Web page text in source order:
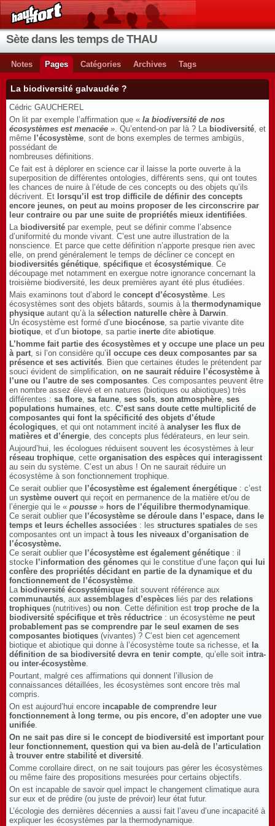
Sète dans les temps de THAU
Notes Pages Catégories Archives Tags
La biodiversité galvaudée ?
Cédric GAUCHEREL
On lit par exemple l’affirmation que « la biodiversité de nos
écosystèmes est menacée ». Qu’entend-on par là ? La biodiversité, et
même l’écosystème, sont de bons exemples de termes ambigüs,
possédant de
nombreuses définitions.
Ce fait est à déplorer en science car il laisse la porte ouverte à la
superposition de différentes ontologies, différents sens, qui ont toutes
les chances de nuire à l’étude de ces concepts ou des objets qu’ils
décrivent. Et lorsqu’il est trop difficile de définir des concepts
encore jeunes, on peut au moins proposer de les circonscrire par
leur contraire ou par une suite de propriétés mieux identifiées.
La biodiversité par exemple, peut se définir comme l’absence
d’uniformité du monde vivant. C’est une autre illustration de la
nonscience. Et parce que cette définition n’apporte presque rien avec
elle, on prend généralement le temps de décliner ce concept en
biodiversités génétique, spécifique et écosystémique. Ce
découpage met notamment en exergue notre ignorance concernant la
troisième biodiversité, les deux premières ayant été plus étudiées.
Mais examinons tout d’abord le concept d’écosystème. Les
écosystèmes sont des objets bâtards, soumis à la thermodynamique
physique autant qu’à la sélection naturelle chère à Darwin.
Un écosystème est formé d’une biocénose, sa partie vivante dite
biotique, et d’un biotope, sa partie inerte dite abiotique.
L’homme fait partie des écosystèmes et y occupe une place un peu
à part, si l’on considère qu’il occupe ces deux composantes par sa
présence et ses activités. Bien que certaines études le prétendent par
souci évident de simplification, on ne saurait réduire l’écosystème à
l’une ou l’autre de ses composantes. Ces composantes peuvent être
en nombre assez élevé et en natures (biotiques ou abiotiques) très
différentes : sa flore, sa faune, ses sols, son atmosphère, ses
populations humaines, etc. C’est sans doute cette multiplicité de
composantes qui font la spécificité des objets d’étude
écologiques, et qui ont notamment incité à analyser les flux de
matières et d’énergie, des concepts plus fédérateurs, en leur sein.
Aujourd’hui, les écologues réduisent souvent les écosystèmes à leur
réseau trophique, cette organisation des espèces qui interagissent
au sein du système. C’est un abus ! On ne saurait réduire un
écosystème à son fonctionnement trophique.
Ce serait oublier que l’écosystème est également énergétique : c’est
un système ouvert qui reçoit en permanence de la matière et/ou de
l’énergie qui le « pousse » hors de l’équilibre thermodynamique.
Ce serait oublier que l’écosystème se déroule dans l’espace, dans le
temps et leurs échelles associées : les structures spatiales de ses
composantes ont un impact à tous les niveaux d’organisation de
l’écosystème.
Ce serait oublier que l’écosystème est également génétique : il
stocke l’information des génomes qui le constitue d’une façon qui lui
confère des propriétés décidant en partie de la dynamique et du
fonctionnement de l’écosystème.
La biodiversité écosystémique fait souvent référence aux
communautés, aux assemblages d’espèces liés par des relations
trophiques (nutritives) ou non. Cette définition est trop proche de la
biodiversité spécifique et très réductrice : un écosystème ne peut
probablement pas se comprendre par le seul examen de ses
composantes biotiques (vivantes) ? C’est bien cet agencement
biotique et abiotique qui donne à l’écosystème toute sa richesse, et la
définition de sa biodiversité devra en tenir compte, qu’elle soit intra-
ou inter-écosystème.
Pourtant, malgré ces affirmations qui donnent l’illusion de
connaissances détaillées, les écosystèmes sont encore très mal
compris.
On est aujourd’hui encore incapable de comprendre leur
fonctionnement à long terme, ou pis encore, d’en adopter une vue
unifiée.
On ne sait pas dire si le concept de biodiversité est important pour
leur fonctionnement, question qui va bien au-delà de l’articulation
à trouver entre stabilité et diversité.
Comme corollaire direct, on ne sait toujours pas gérer les écosystèmes
ou même faire des propositions mesurées pour certains objectifs.
On est incapable de savoir quel impact le changement climatique aura
sur eux et de prédire (ou juste de prévoir) leur état futur.
L’écologie des dernières décennies a aussi fait l’aveu d’une incapacité à
expliquer les écosystèmes par la thermodynamique.